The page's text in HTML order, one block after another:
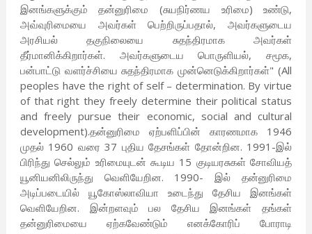
இனங்களுக்கும் தன்னுரிமை (சுயநிர்ணய உரிமை) உண்டு,
அவ்வுரிமையை அவர்கள் பெற்றிருப்பதால், அவர்களுடைய
அரசியல் தகுநிலையை சுதந்திரமாக அவர்கள்
தீர்மானிக்கிறார்கள். அவர்களுடைய பொருளியல், சமூக,
பன்பாட்டு வளர்ச்சியை சுதந்திரமாக முன்னெடுக்கிறார்கள்" (All
peoples have the right of self – determination. By virtue
of that right they freely determine their political status
and freely pursue their economic, social and cultural
development).தன்னுரிமை ஏற்பளிப்பின் காரணமாக 1946
முதல் 1960 வரை 37 புதிய தேசங்கள் தோன்றின. 1991-இல்
பிரிந்து செல்லும் உரிமையுடன் கூடிய 15 குடியரசுகள் சோவியத்
யூனியனிலிருந்து வெளியேறின. 1990- இல் தன்னுரிமை
அடிப்படையில் யூகோஸ்லாவியா உடைந்து தேசிய இனங்கள்
வெளியேறின. இன்றளவும் பல தேசிய இனங்கள் தங்கள்
தன்னுரிமையை ஏற்கவேண்டும் எனக்கோரிப் போராடி